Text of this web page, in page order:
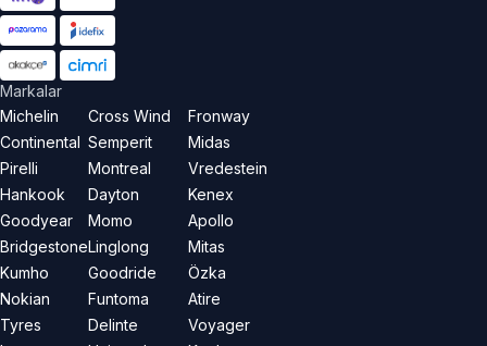
Markalar
Michelin
Continental
Pirelli
Hankook
Goodyear
Bridgestone
Kumho
Nokian
Tyres
Cross Wind
Semperit
Montreal
Dayton
Momo
Linglong
Goodride
Funtoma
Delinte
Fronway
Midas
Vredestein
Kenex
Apollo
Mitas
Özka
Atire
Voyager